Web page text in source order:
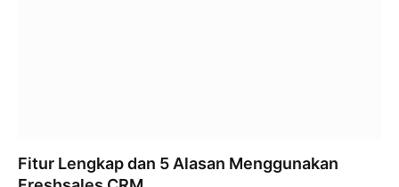
Fitur Lengkap dan 5 Alasan Menggunakan